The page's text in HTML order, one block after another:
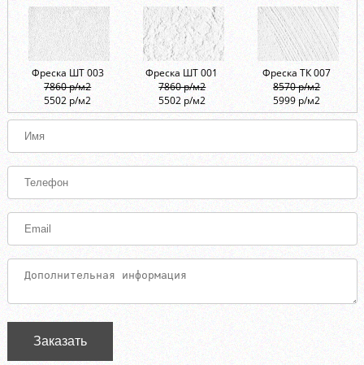
Фреска ШТ 003
7860 р/м2
5502 р/м2
Фреска ШТ 001
7860 р/м2
5502 р/м2
Фреска ТК 007
8570 р/м2
5999 р/м2
Заказать